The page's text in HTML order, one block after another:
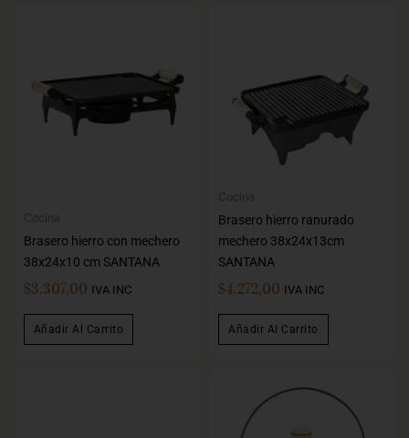
Cocina
Brasero hierro con mechero
38x24x10 cm SANTANA
$3.307,00 IVA INC
Añadir Al Carrito
Cocina
Brasero hierro ranurado
mechero 38x24x13cm
SANTANA
$4.272,00 IVA INC
Añadir Al Carrito